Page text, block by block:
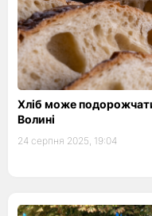
Хліб може
Волині
24 серпня 2025, 19:04